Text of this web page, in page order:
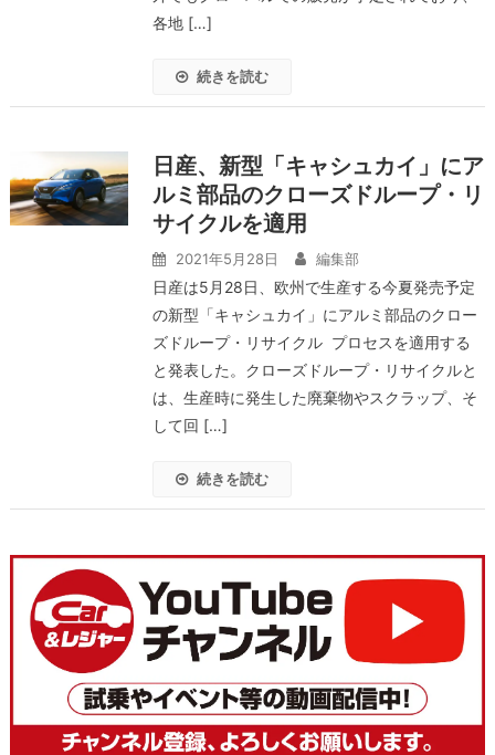
各地 […]
続きを読む
日産、新型「キャシュカイ」にア
ルミ部品のクローズドループ・リ
サイクルを適用
2021年5月28日 編集部
日産は5月28日、欧州で生産する今夏発売予定
の新型「キャシュカイ」にアルミ部品のクロー
ズドループ・リサイクル プロセスを適用する
と発表した。クローズドループ・リサイクルと
は、生産時に発生した廃棄物やスクラップ、そ
して回 […]
続きを読む